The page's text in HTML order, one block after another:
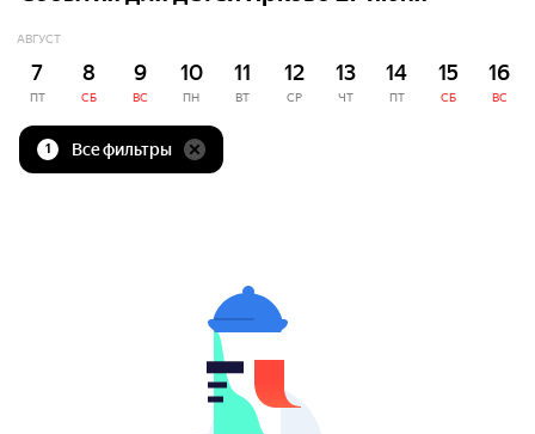
АВГУСТ
7
ПТ
8
СБ
9
ВС
10
ПН
11
ВТ
12
СР
13
ЧТ
14
ПТ
15
СБ
16
ВС
1 Все фильтры